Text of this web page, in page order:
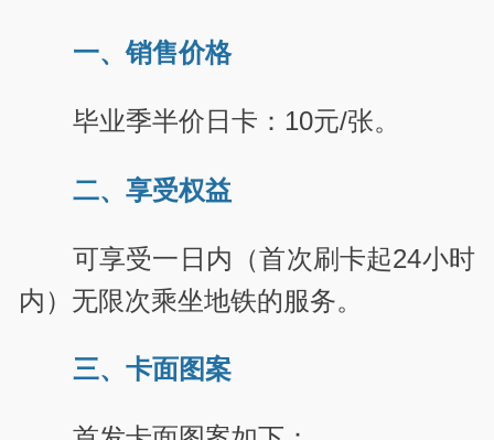
一、销售价格
毕业季半价日卡：10元/张。
二、享受权益
可享受一日内（首次刷卡起24小时
内）无限次乘坐地铁的服务。
三、卡面图案